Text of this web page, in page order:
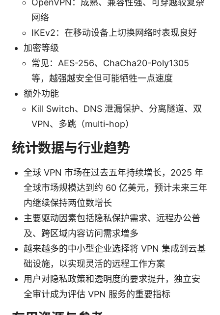
OpenVPN：成熟、兼容性强、可穿越较复杂
网络
IKEv2：在移动设备上切换网络时表现良好
加密等级
常见：AES-256、ChaCha20-Poly1305
等，越强越安全但可能牺牲一点速度
额外功能
Kill Switch、DNS 泄漏保护、分离隧道、双
VPN、多跳（multi-hop）
统计数据与行业趋势
全球 VPN 市场在过去五年持续增长，2025 年
全球市场规模达到约 60 亿美元，预计未来三年
内继续保持两位数增长
主要驱动因素包括隐私保护需求、远程办公普
及、跨区域内容访问需求增多
越来越多的中小型企业选择将 VPN 集成到云基
础设施，以实现灵活的远程工作方案
用户对隐私政策和透明度的要求提升，独立安
全审计成为评估 VPN 服务的重要指标